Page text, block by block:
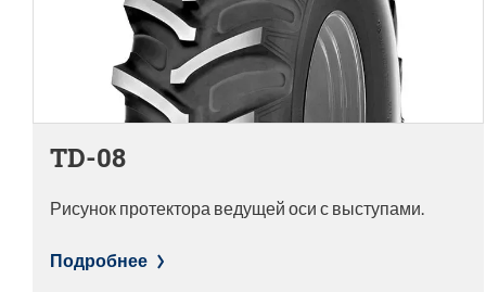
TD-08
Рисунок протектора ведущей оси с выступами.
Подробнее